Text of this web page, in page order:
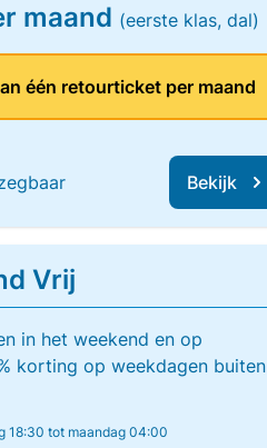
maand (eerste klas, dal)
één retourticket per maand
Bekijk
Vrij
in het weekend en op
korting op weekdagen buiten
18:30 tot maandag 04:00